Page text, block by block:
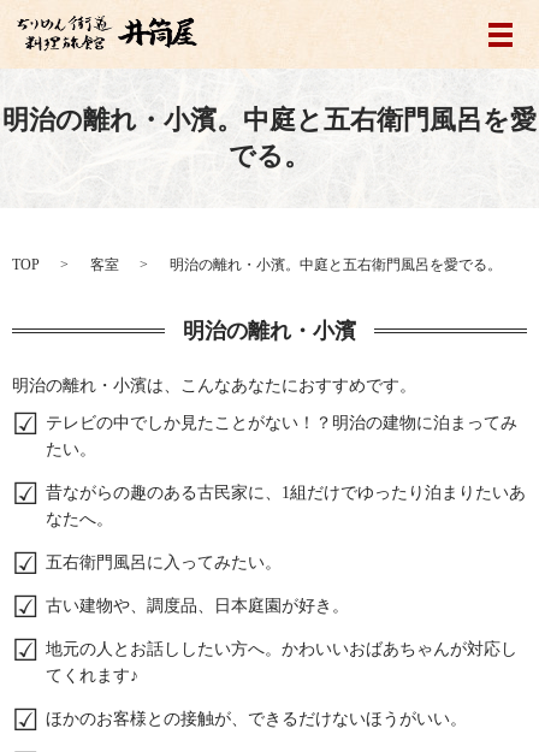
メ
明治の離れ・小濱。中庭と五右衛門風呂を愛
でる。
TOP 客室 明治の離れ・小濱。中庭と五右衛門風呂を愛でる。
明治の離れ・小濱
明治の離れ・小濱は、こんなあなたにおすすめです。
テレビの中でしか見たことがない！？明治の建物に泊まってみ
たい。
昔ながらの趣のある古民家に、1組だけでゆったり泊まりたいあ
なたへ。
五右衛門風呂に入ってみたい。
古い建物や、調度品、日本庭園が好き。
地元の人とお話ししたい方へ。かわいいおばあちゃんが対応し
てくれます♪
ほかのお客様との接触が、できるだけないほうがいい。